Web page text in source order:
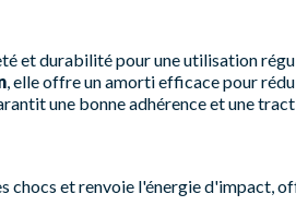
et durabilité pour une utilisation
, elle offre un amorti efficace pour
une bonne adhérence et une
chocs et renvoie l'énergie d'impact,